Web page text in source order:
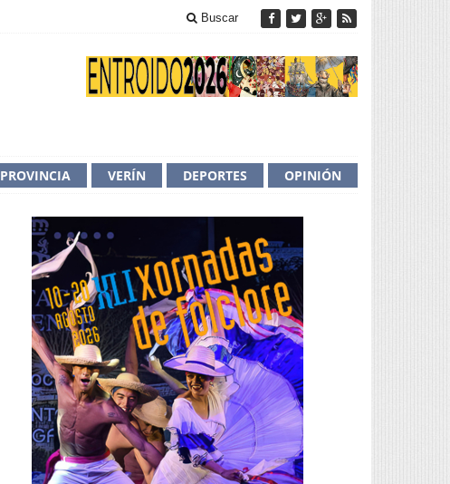
Buscar
OPINIÓN
DEPORTES
VERÍN
PROVINCIA